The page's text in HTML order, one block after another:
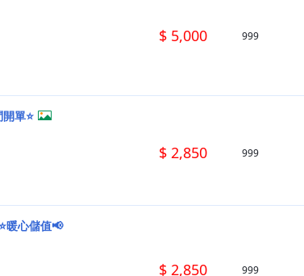
$ 5,000 999
單⭐
$ 2,850 999
暖心儲值📢
$ 2,850 999